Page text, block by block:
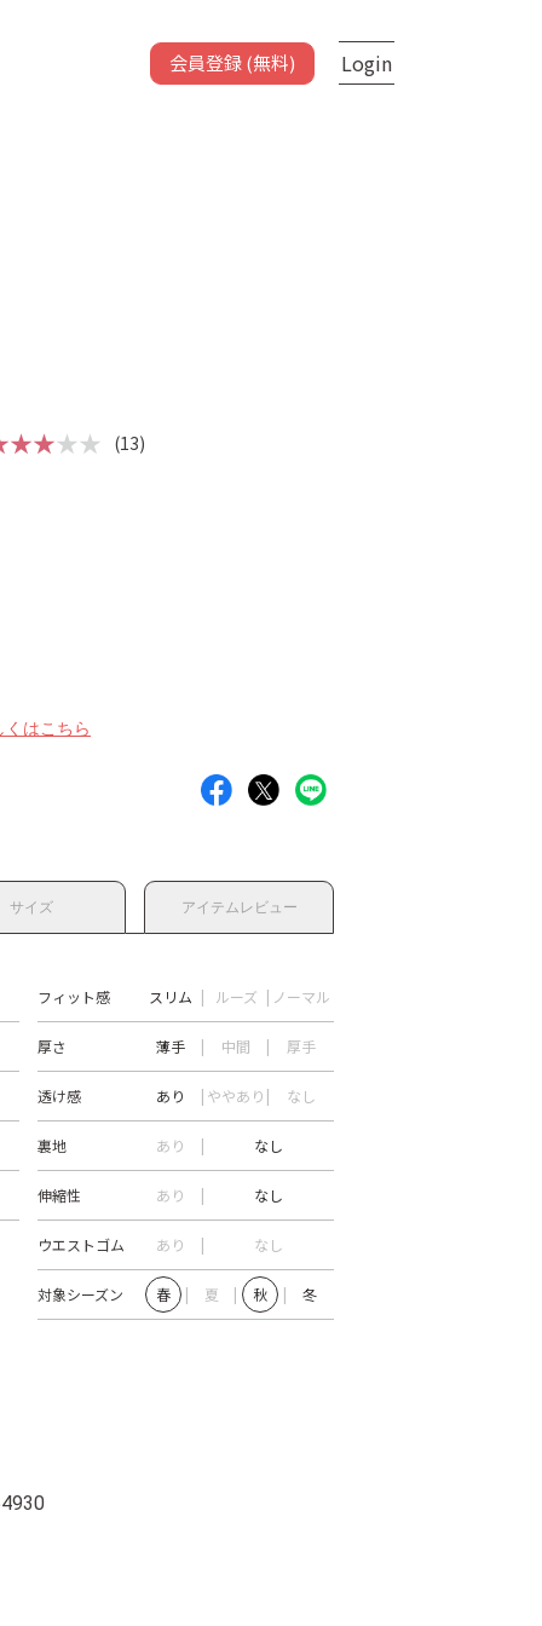
会員登録 (無料) Login
★★ (13)
くはこちら
サイズ アイテムレビュー
フィット感 スリム ルーズ ノーマル
厚さ 薄手 中間 厚手
透け感 あり ややあり なし
裏地 あり なし
伸縮性 あり なし
ウエストゴム あり なし
対象シーズン 春 夏 秋 冬